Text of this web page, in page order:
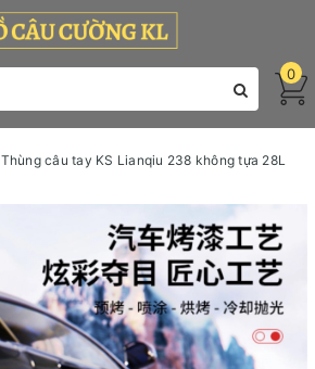
0
Thùng câu tay KS Lianqiu 238 không tựa 28L